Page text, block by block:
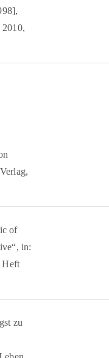
of
in:
Heft
zu